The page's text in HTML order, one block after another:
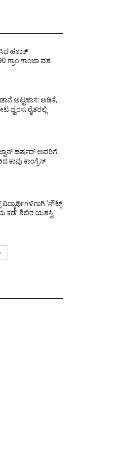
ಹಠಾತ್
ಗ್ರಾಂ ಗಾಂಜಾ ವಶ
ಅಟ್ಟಹಾಸ: ಅಡಿಕೆ,
ಧ್ವಂಸ; ರೈತರಲ್ಲಿ
ಹರ್ಷದ್ ಅವರಿಗೆ
ಕಾಪು ಕಾಂಗ್ರೆಸ್
ವಿದ್ಯಾರ್ಥಿಗಳಿಗಾಗಿ ‘ಸೌಟ್ಸ್
ಕಡೆ’ ಶಿಬಿರ ಯಶಸ್ವಿ